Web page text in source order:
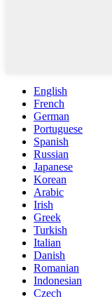
English
French
German
Portuguese
Spanish
Russian
Japanese
Korean
Arabic
Irish
Greek
Turkish
Italian
Danish
Romanian
Indonesian
Czech